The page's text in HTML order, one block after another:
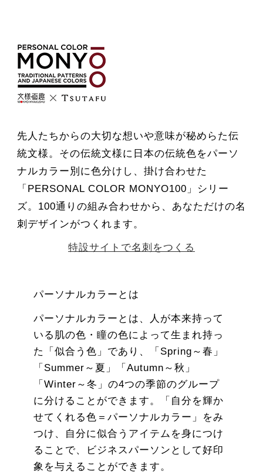
先人たちからの大切な想いや意味が秘めらた伝
統文様。その伝統文様に日本の伝統色をパーソ
ナルカラー別に色分けし、掛け合わせた
「PERSONAL COLOR MONYO100」シリー
ズ。100通りの組み合わせから、あなただけの名
刺デザインがつくれます。
特設サイトで名刺をつくる
パーソナルカラーとは
パーソナルカラーとは、人が本来持って
いる肌の色・瞳の色によって生まれ持っ
た「似合う色」であり、「Spring～春」
「Summer～夏」「Autumn～秋」
「Winter～冬」の4つの季節のグループ
に分けることができます。「自分を輝か
せてくれる色＝パーソナルカラー」をみ
つけ、自分に似合うアイテムを身につけ
ることで、ビジネスパーソンとして好印
象を与えることができます。